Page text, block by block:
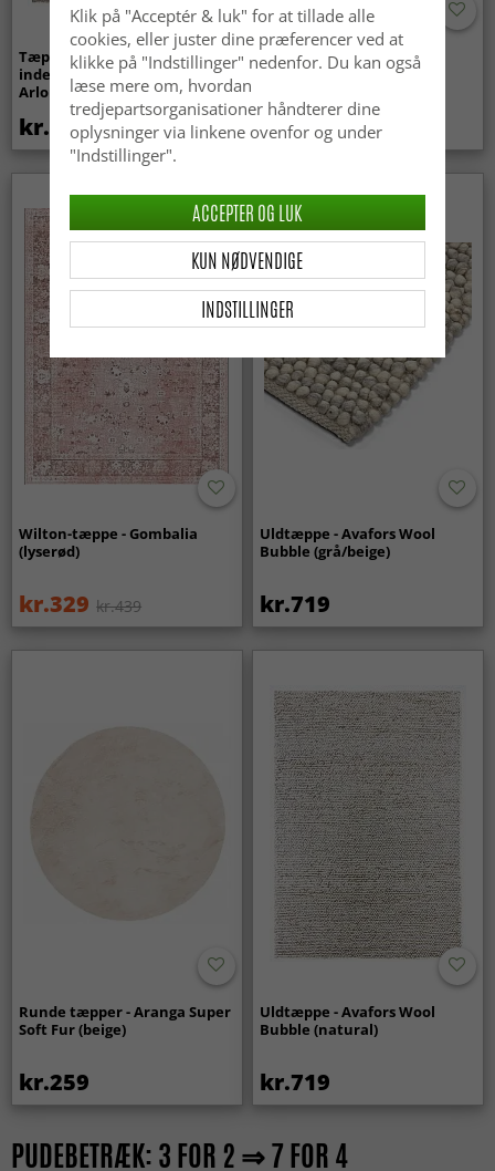
Tæpper til
indendørs/udendørs brug -
Arlo (beige)
kr.439
Bølget ryatæppe - Aranga
Super Soft Fur (beige)
kr.369
Wilton-tæppe - Gombalia
(lyserød)
kr.329 kr.439
Nyhed
Uldtæppe - Avafors Wool
Bubble (grå/beige)
kr.719
Runde tæpper - Aranga Super
Soft Fur (beige)
kr.259
Uldtæppe - Avafors Wool
Bubble (natural)
kr.719
PUDEBETRÆK: 3 FOR 2 ⇒ 7 FOR 4
Klik på "Acceptér & luk" for at tillade alle
cookies, eller juster dine præferencer ved at
klikke på "Indstillinger" nedenfor. Du kan også
læse mere om, hvordan
tredjepartsorganisationer håndterer dine
oplysninger via linkene ovenfor og under
"Indstillinger".
INDSTILLINGER
KUN NØDVENDIGE
ACCEPTER OG LUK